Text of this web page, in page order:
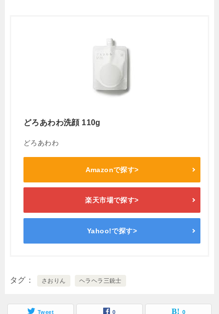
どろあわわ洗顔 110g
どろあわわ
Amazonで探す>
楽天市場で探す>
Yahoo!で探す>
タグ さおりん ヘラヘラ三銃士
Tweet 0 0